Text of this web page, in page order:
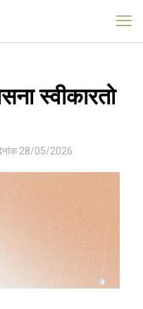
स्वीकारतो
28/05/2026